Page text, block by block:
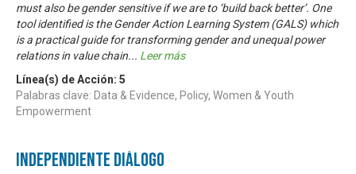
must also be gender sensitive if we are to ‘build back better’. One
tool identified is the Gender Action Learning System (GALS) which
is a practical guide for transforming gender and unequal power
relations in value chain... Leer más
Línea(s) de Acción: 5
Palabras clave: Data & Evidence, Policy, Women & Youth
Empowerment
Independiente Diálogo